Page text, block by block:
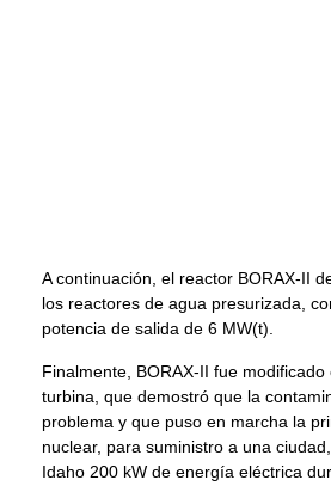
A continuación, el reactor BORAX-II
los reactores de agua presurizada,
potencia de salida de 6 MW(t).
Finalmente, BORAX-II fue
turbina, que demostró que la
problema y que puso en marcha la
nuclear, para suministro a una
Idaho 200 kW de energía eléctrica